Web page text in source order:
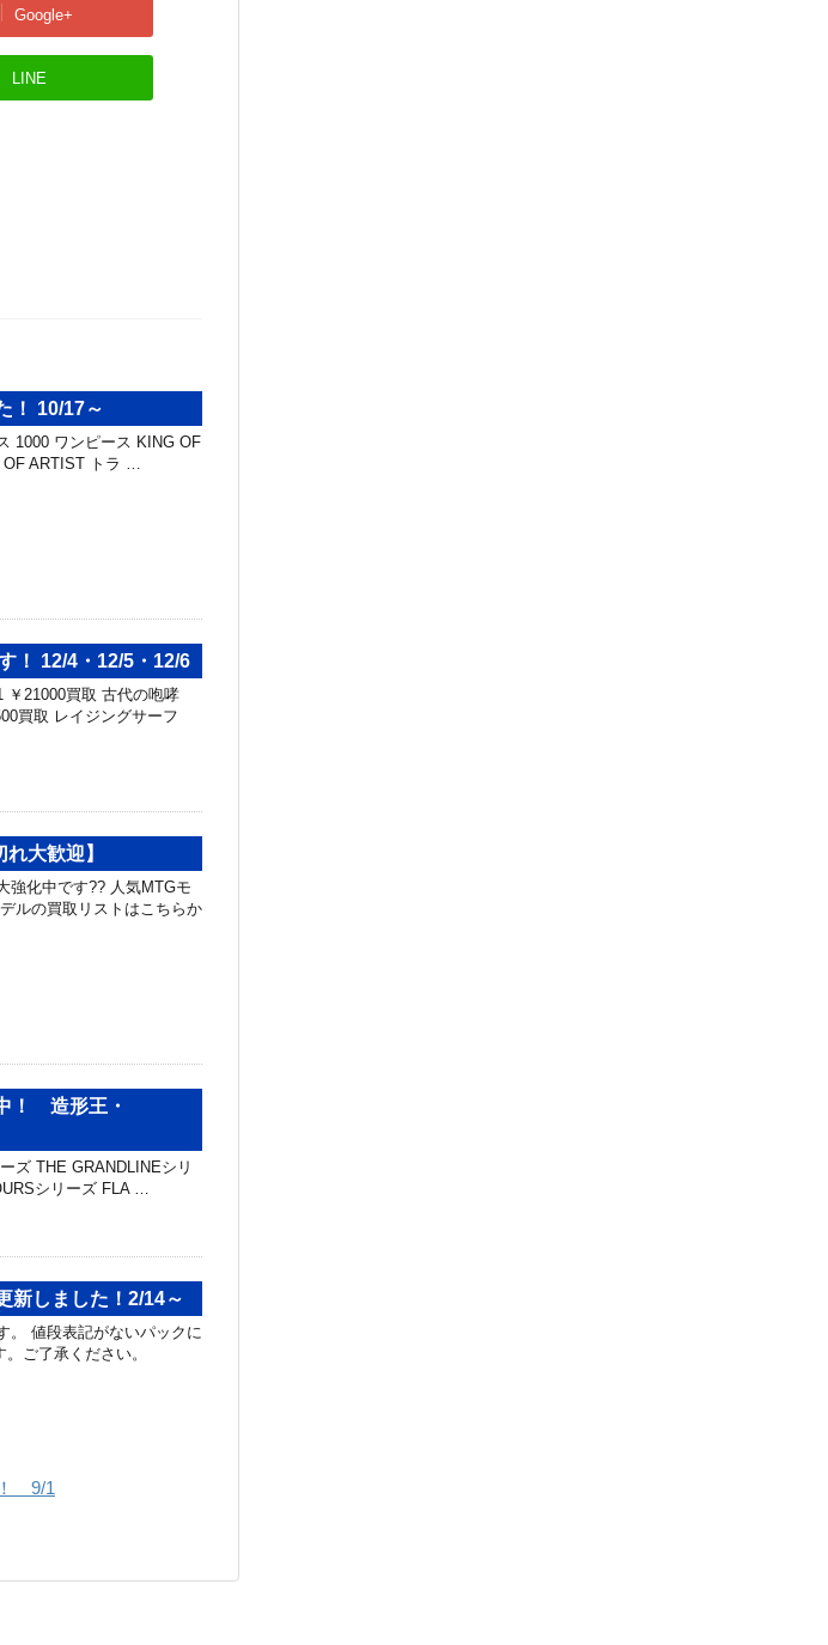
Google+
LINE
！ 10/17～
1000 ワンピース KING OF
OF ARTIST トラ …
！ 12/4・12/5・12/6
￥21000買取 古代の咆哮
買取 レイジングサーフ
大歓迎】
強化中です?? 人気MTGモ
の買取リストはこちらか
！ 造形王・
ズ THE GRANDLINEシリ
シリーズ FLA …
新しました！2/14～
値段表記がないパックに
ご了承ください。
9/1